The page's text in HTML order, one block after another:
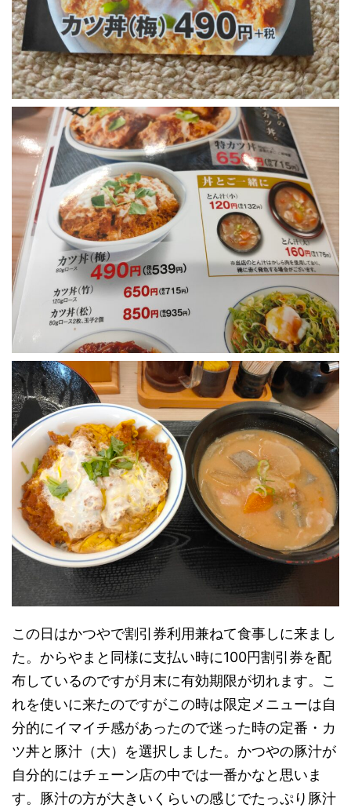
この日はかつやで割引券利用兼ねて食事しに来まし
た。からやまと同様に支払い時に100円割引券を配
布しているのですが月末に有効期限が切れます。こ
れを使いに来たのですがこの時は限定メニューは自
分的にイマイチ感があったので迷った時の定番・カ
ツ丼と豚汁（大）を選択しました。かつやの豚汁が
自分的にはチェーン店の中では一番かなと思いま
す。豚汁の方が大きいくらいの感じでたっぷり豚汁